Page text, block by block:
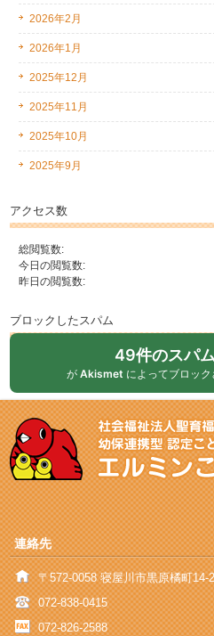
2026年2月
2026年1月
2025年12月
2025年11月
2025年10月
2025年9月
アクセス数
総閲覧数:
今日の閲覧数:
昨日の閲覧数:
ブロックしたスパム
49件のスパム
が Akismet によってブロッ
連絡先
〒572-0058 寝屋川市黒原橘町14-
072-838-0415
072-826-2588